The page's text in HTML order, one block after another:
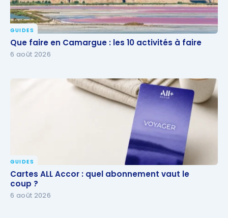
Que faire en Camargue : les 10 activités à faire
GUIDES
Que faire en Camargue : les 10 activités à faire
6 août 2026
Cartes ALL Accor : quel abonnement vaut le coup ?
GUIDES
Cartes ALL Accor : quel abonnement vaut le
coup ?
6 août 2026